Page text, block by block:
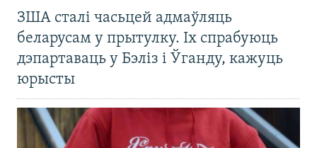
ЗША сталі часьцей адмаўляць
беларусам у прытулку. Іх спрабуюць
дэпартаваць у Бэліз і Ўганду, кажуць
юрысты